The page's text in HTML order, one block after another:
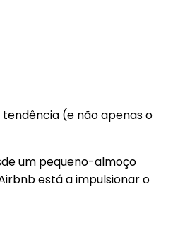
(e não apenas o
um pequeno-almoço
está a impulsionar o